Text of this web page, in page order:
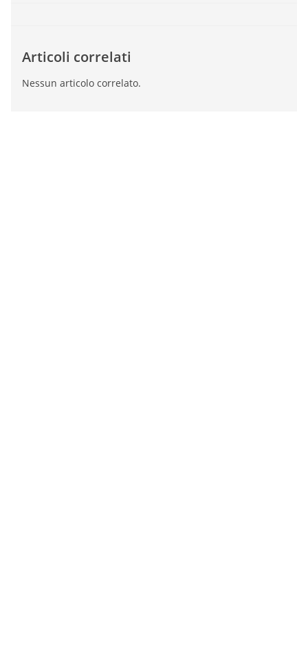
Articoli correlati
Nessun articolo correlato.